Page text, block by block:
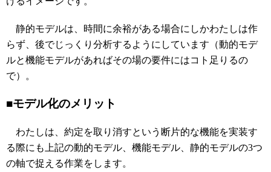
静的モデルは、時間に余裕がある場合にしかわたしは作
らず、後でじっくり分析するようにしています（動的モデ
ルと機能モデルがあればその場の要件にはコト足りるの
で）。
■モデル化のメリット
わたしは、約定を取り消すという断片的な機能を実装す
る際にも上記の動的モデル、機能モデル、静的モデルの3つ
の軸で捉える作業をします。